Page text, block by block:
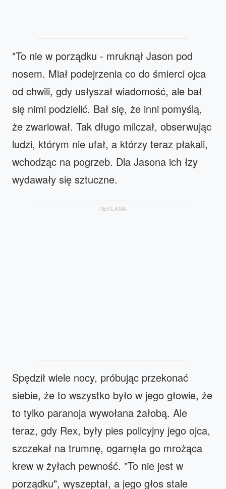
"To nie w porządku - mruknął Jason pod
nosem. Miał podejrzenia co do śmierci ojca
od chwili, gdy usłyszał wiadomość, ale bał
się nimi podzielić. Bał się, że inni pomyślą,
że zwariował. Tak długo milczał, obserwując
ludzi, którym nie ufał, a którzy teraz płakali,
wchodząc na pogrzeb. Dla Jasona ich łzy
wydawały się sztuczne.
REKLAMA
Spędził wiele nocy, próbując przekonać
siebie, że to wszystko było w jego głowie, że
to tylko paranoja wywołana żałobą. Ale
teraz, gdy Rex, były pies policyjny jego ojca,
szczekał na trumnę, ogarnęła go mrożąca
krew w żyłach pewność. "To nie jest w
porządku", wyszeptał, a jego głos stale